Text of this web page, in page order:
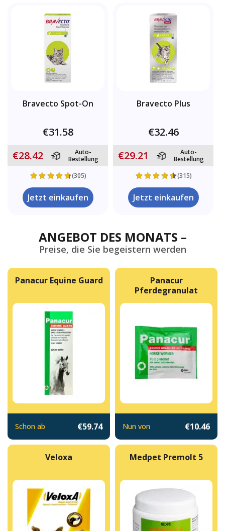
Bravecto Spot-On
€31.58
€28.42
Auto-
Bestellung
(305)
Jetzt einkaufen
Bravecto Plus
€32.46
€29.21
Auto-
Bestellung
(315)
Jetzt einkaufen
ANGEBOT DES MONATS –
Preise, die Sie begeistern werden
Panacur Equine Guard
Schon ab €59.74
Panacur
Pferdegranulat
Nun von €10.46
Veloxa Medpet Premolt 5